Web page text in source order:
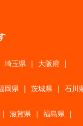
埼玉県 | 大阪府 |
岡県 | 茨城県 | 石川
| 滋賀県 | 福島県 |